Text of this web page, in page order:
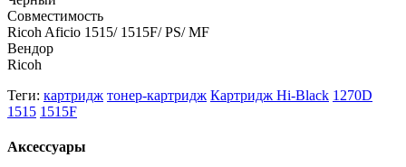
Совместимость
Ricoh Aficio 1515/ 1515F/ PS/ MF
Вендор
Ricoh
Теги: картридж тонер-картридж Картридж Hi-Black 1270D
1515 1515F
Аксессуары